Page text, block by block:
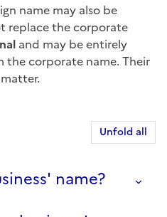
name may also be
replace the corporate
and may be entirely
corporate name. Their
Unfold all
name?